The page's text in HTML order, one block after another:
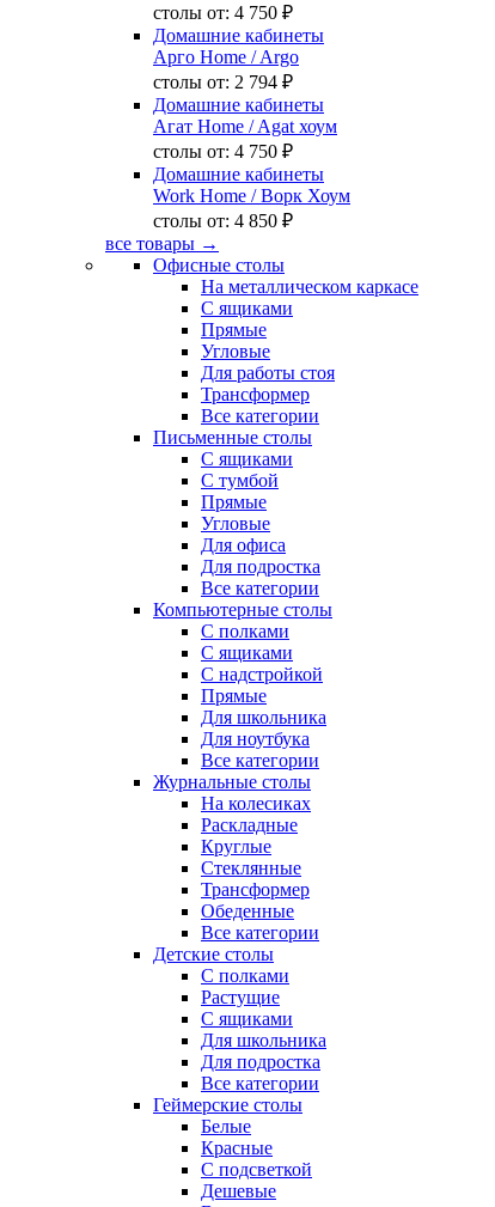
столы от: 4 750 ₽
Домашние кабинеты
Арго Home / Argo
столы от: 2 794 ₽
Домашние кабинеты
Агат Home / Agat хоум
столы от: 4 750 ₽
Домашние кабинеты
Work Home / Ворк Хоум
столы от: 4 850 ₽
все товары →
Офисные столы
На металлическом каркасе
С ящиками
Прямые
Угловые
Для работы стоя
Трансформер
Все категории
Письменные столы
С ящиками
С тумбой
Прямые
Угловые
Для офиса
Для подростка
Все категории
Компьютерные столы
С полками
С ящиками
С надстройкой
Прямые
Для школьника
Для ноутбука
Все категории
Журнальные столы
На колесиках
Раскладные
Круглые
Стеклянные
Трансформер
Обеденные
Все категории
Детские столы
С полками
Растущие
С ящиками
Для школьника
Для подростка
Все категории
Геймерские столы
Белые
Красные
С подсветкой
Дешевые